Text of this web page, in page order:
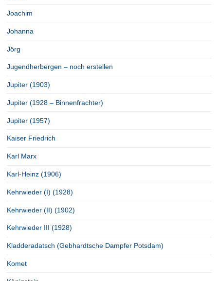
Joachim
Johanna
Jörg
Jugendherbergen – noch erstellen
Jupiter (1903)
Jupiter (1928 – Binnenfrachter)
Jupiter (1957)
Kaiser Friedrich
Karl Marx
Karl-Heinz (1906)
Kehrwieder (I) (1928)
Kehrwieder (II) (1902)
Kehrwieder III (1928)
Kladderadatsch (Gebhardtsche Dampfer Potsdam)
Komet